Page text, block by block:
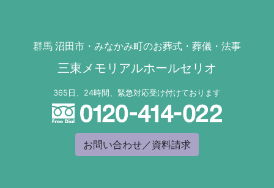
群馬 沼田市・みなかみ町のお葬式・葬儀・法事
三東メモリアルホールセリオ
365日、24時間、緊急対応受け付けております
お問い合わせ／資料請求